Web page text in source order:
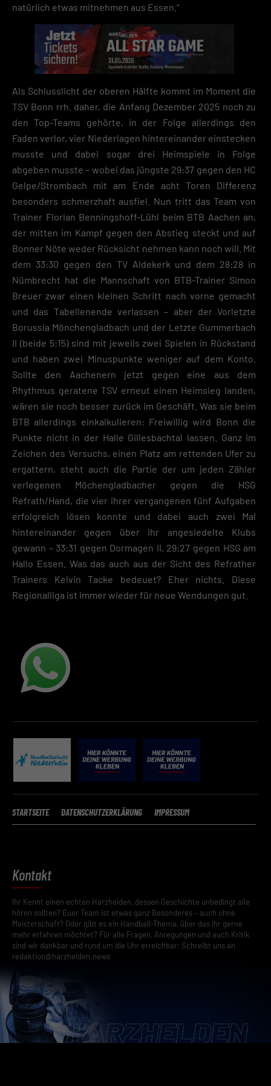
natürlich etwas mitnehmen aus Essen.“
Als Schlusslicht der oberen Hälfte kommt im Moment die
TSV Bonn rrh. daher, die Anfang Dezember 2025 noch zu
den Top-Teams gehörte, in der Folge allerdings den
Faden verlor, vier Niederlagen hintereinander einstecken
musste und dabei sogar drei Heimspiele in Folge
abgeben musste – wobei das jüngste 29:37 gegen den HC
Gelpe/Strombach mit am Ende acht Toren Differenz
besonders schmerzhaft ausfiel. Nun tritt das Team von
Trainer Florian Benningshoff-Lühl beim BTB Aachen an,
der mitten im Kampf gegen den Abstieg steckt und auf
Bonner Nöte weder Rücksicht nehmen kann noch will. Mit
dem 33:30 gegen den TV Aldekerk und dem 28:28 in
Nümbrecht hat die Mannschaft von BTB-Trainer Simon
Breuer zwar einen kleinen Schritt nach vorne gemacht
und das Tabellenende verlassen – aber der Vorletzte
Borussia Mönchengladbach und der Letzte Gummerbach
II (beide 5:15) sind mit jeweils zwei Spielen in Rückstand
und haben zwei Minuspunkte weniger auf dem Konto.
Sollte den Aachenern jetzt gegen eine aus dem
Rhythmus geratene TSV erneut einen Heimsieg landen,
wären sie noch besser zurück im Geschäft. Was sie beim
BTB allerdings einkalkulieren: Freiwillig wird Bonn die
Punkte nicht in der Halle Gillesbachtal lassen. Ganz im
Zeichen des Versuchs, einen Platz am rettenden Ufer zu
ergattern, steht auch die Partie der um jeden Zähler
verlegenen Möchengladbacher gegen die HSG
Refrath/Hand, die vier ihrer vergangenen fünf Aufgaben
erfolgreich lösen konnte und dabei auch zwei Mal
hintereinander gegen über ihr angesiedelte Klubs
gewann – 33:31 gegen Dormagen II, 29:27 gegen HSG am
Hallo Essen. Was das auch aus der Sicht des Refrather
Trainers Kelvin Tacke bedeuet? Eher nichts. Diese
Regionalliga ist immer wieder für neue Wendungen gut.
STARTSEITE DATENSCHUTZERKLÄRUNG IMPRESSUM
Kontakt
Ihr Kennt einen echten Harzhelden, dessen Geschichte unbedingt alle
hören sollten? Euer Team ist etwas ganz Besonderes – auch ohne
Meisterschaft? Oder gibt es ein Handball-Thema, über das ihr gerne
mehr erfahren möchtet? Für alle Fragen, Anregungen und auch Kritik
sind wir dankbar und rund um die Uhr erreichbar: Schreibt uns an
redaktion@harzhelden.news
Zurück
Datenschutzeinstellungen
Essenziell (2)
Essenzielle Cookies ermöglichen grundlegende Funktionen und sind für die
einwandfreie Funktion der Website erforderlich.
Datenschutzerklärung